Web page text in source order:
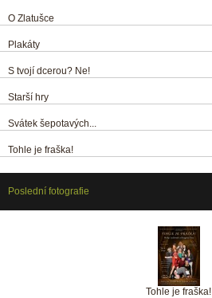
O Zlatušce
Plakáty
S tvojí dcerou? Ne!
Starší hry
Svátek šepotavých...
Tohle je fraška!
Poslední fotografie
Tohle je fraška!